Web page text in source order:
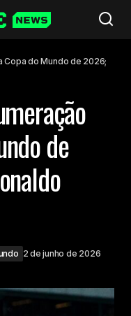
Copa do Mundo de 2026;
de
2 de junho de 2026